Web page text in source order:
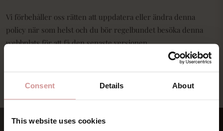
Consent Details About
This website uses cookies
Vi förbehåller oss rätten att uppdatera eller ändra denna
policy när som helst och du bör regelbundet besöka denna
webbplats för att få den senaste versionen.
Senast uppdaterad 2026-07-31.